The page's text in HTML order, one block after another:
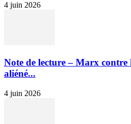
4 juin 2026
Note de lecture – Marx
aliéné...
4 juin 2026